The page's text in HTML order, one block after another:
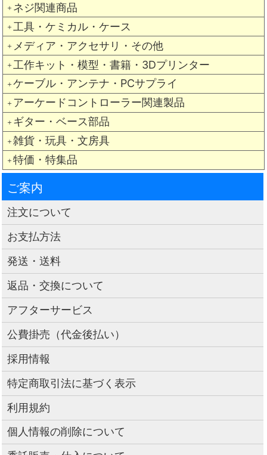
＋ ネジ関連商品
＋ 工具・ケミカル・ケース
＋ メディア・アクセサリ・その他
＋ 工作キット・模型・書籍・3Dプリンター
＋ ケーブル・アンテナ・PCサプライ
＋ アーケードコントローラー関連製品
＋ ギター・ベース部品
＋ 雑貨・玩具・文房具
＋ 特価・特集品
ご案内
注文について
お支払方法
発送・送料
返品・交換について
アフターサービス
公費掛売（代金後払い）
採用情報
特定商取引法に基づく表示
利用規約
個人情報の削除について